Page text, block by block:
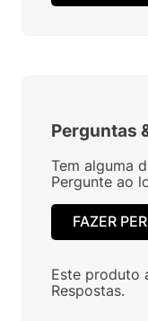
Perguntas
Tem alguma
Pergunte ao
FAZER
Este produto
Respostas.